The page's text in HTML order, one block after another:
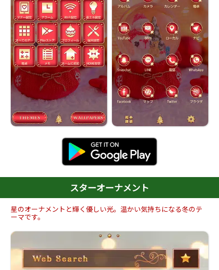
スターオーナメント
星のオーナメントと輝く優しい光。温かい気持ちになる冬のテ
ーマです。